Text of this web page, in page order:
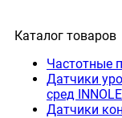
Каталог товаров
Частотные
Датчики
сред
Датчики